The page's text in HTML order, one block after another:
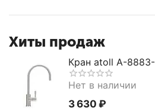
Хиты продаж
Кран atoll A-
Нет в наличии
3 630 ₽